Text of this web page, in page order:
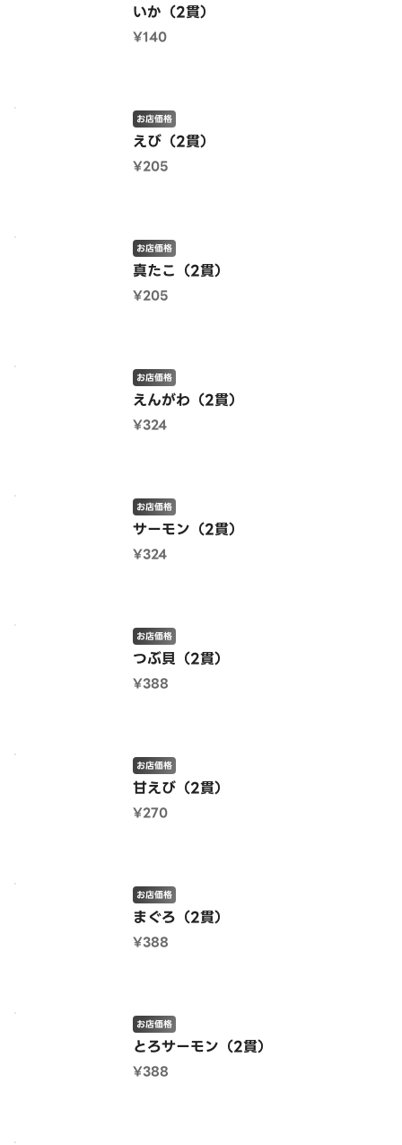
いか（2貫）
¥140
えび（2貫）
お店価格
¥205
真たこ（2貫）
お店価格
¥205
えんがわ（2貫）
お店価格
¥324
サーモン（2貫）
お店価格
¥324
つぶ貝（2貫）
お店価格
¥388
甘えび（2貫）
お店価格
¥270
まぐろ（2貫）
お店価格
¥388
とろサーモン（2貫）
お店価格
¥388